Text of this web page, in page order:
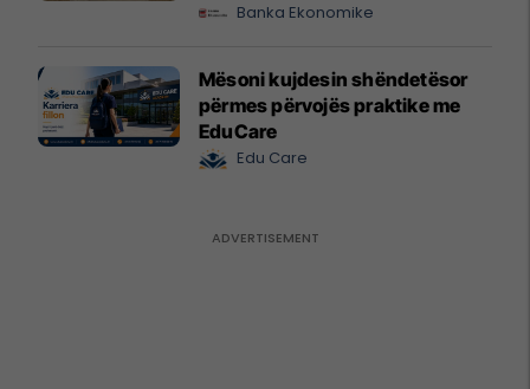
Banka Ekonomike
Mësoni kujdesin shëndetësor
përmes përvojës praktike me
EduCare
Edu Care